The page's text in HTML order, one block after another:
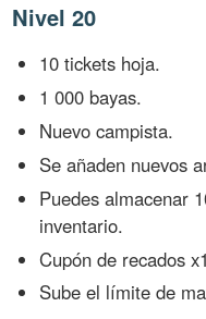
Nivel 20
10 tickets hoja.
1 000 bayas.
Nuevo campista.
Se añaden nuevos
Puedes almacenar
inventario.
Cupón de recados
Sube el límite de